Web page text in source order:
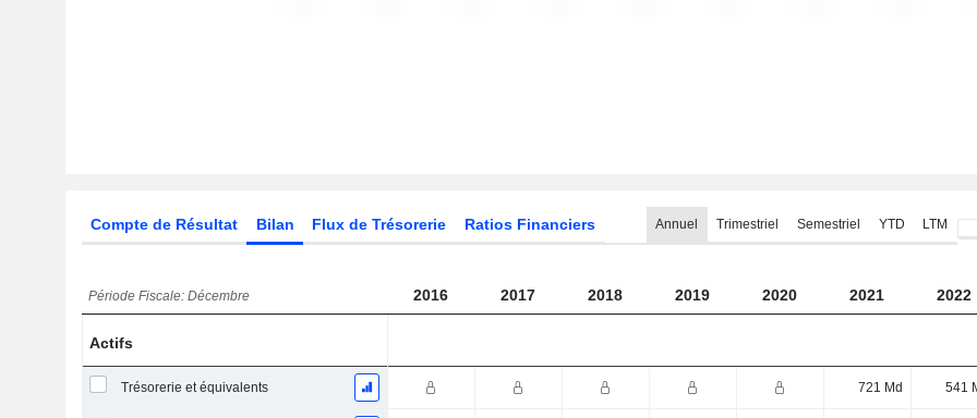
Compte de Résultat Bilan Flux de Trésorerie Ratios Financiers Annuel Trimestriel Semestriel YTD LTM
Période Fiscale: Décembre 2016 2017 2018 2019 2020 2021 2022
Actifs
Trésorerie et équivalents 721 Md 541